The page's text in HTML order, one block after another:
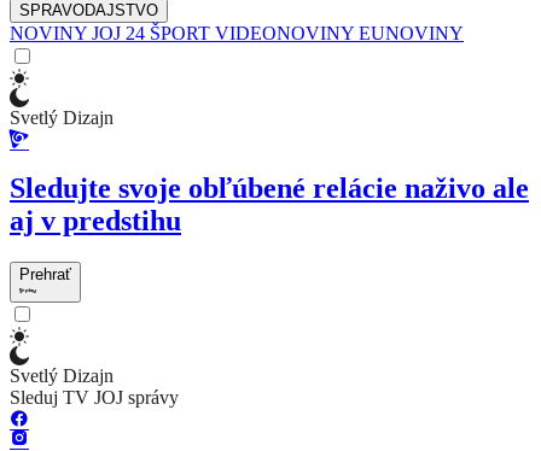
SPRAVODAJSTVO
NOVINY JOJ 24 ŠPORT VIDEONOVINY EUNOVINY
Svetlý Dizajn
Sledujte svoje obľúbené relácie naživo ale
aj v predstihu
Prehrať
Svetlý Dizajn
Sleduj TV JOJ správy